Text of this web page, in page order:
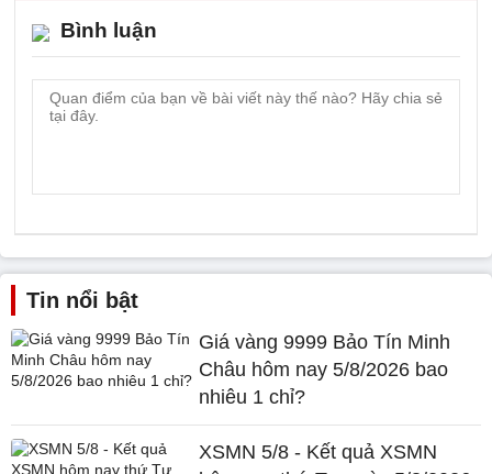
Bình luận
Tin nổi bật
Giá vàng 9999 Bảo Tín Minh
Châu hôm nay 5/8/2026 bao
nhiêu 1 chỉ?
XSMN 5/8 - Kết quả XSMN